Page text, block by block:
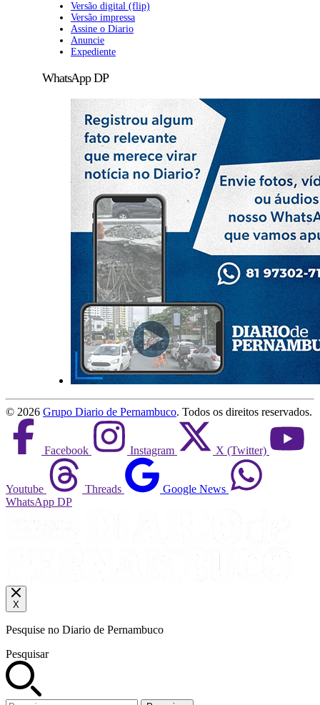
Versão digital (flip)
Versão impressa
Assine o Diario
Anuncie
Expediente
WhatsApp DP
© 2026 Grupo Diario de Pernambuco. Todos os direitos reservados.
Facebook Instagram X (Twitter)
Youtube Threads
Google News
WhatsApp DP
X
Pesquise no Diario de Pernambuco
Pesquisar